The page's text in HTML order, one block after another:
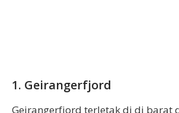
1. Geirangerfjord
Geirangerfjord terletak di di barat